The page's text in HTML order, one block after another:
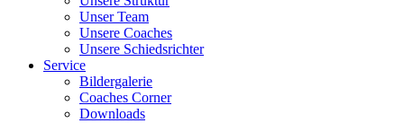
Unser Team
Unsere Coaches
Unsere Schiedsrichter
Service
Bildergalerie
Coaches Corner
Downloads